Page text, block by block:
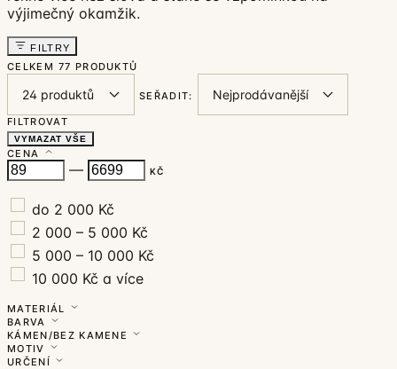
výjimečný okamžik.
FILTRY
CELKEM 77 PRODUKTŮ
SEŘADIT:
FILTROVAT
VYMAZAT VŠE
CENA
— KČ
do 2 000 Kč
2 000 – 5 000 Kč
5 000 – 10 000 Kč
10 000 Kč a více
MATERIÁL
BARVA
KÁMEN/BEZ KAMENE
MOTIV
URČENÍ